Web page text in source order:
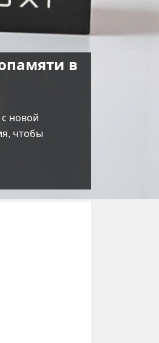
в
новой
чтобы